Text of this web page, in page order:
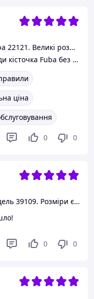
Жіночий суцільний купальник Fuba 22121. Великі розміри. Батал. Розміри 48-56 (XL-5XL). Жовтий
Купальник жіночий на великі груди кісточка Fuba без поролону Fuba 22016. Розміри 46EFG-50EFG. 50E
ціна
0 0
Купальник Atlantic в клітинку. Модель 39109. Розміри євро 36-44. Червоний, 38
0 0